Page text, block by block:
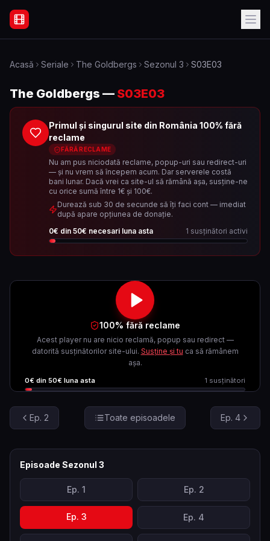
Filme Online Subtitrate - Acasă
Acasă Seriale The Goldbergs Sezonul 3 S03E03
The Goldbergs — S03E03
Primul și singurul site din România 100% fără
reclame
FĂRĂ RECLAME
Nu am pus niciodată reclame, popup-uri sau redirect-uri
— și nu vrem să începem acum. Dar serverele costă
bani lunar. Dacă vrei ca site-ul să rămână așa, susține-ne
cu orice sumă între 1€ și 100€.
Durează sub 30 de secunde să îți faci cont — imediat
după apare opțiunea de donație.
0€ din 50€ necesari luna asta 1 susținători activi
100% fără reclame
Acest player nu are nicio reclamă, popup sau redirect —
datorită susținătorilor site-ului. Susține și tu ca să rămânem
așa.
0€ din 50€ luna asta 1 susținători
Ep. 2 Toate episoadele Ep. 4
Episoade Sezonul 3
Ep. 1 Ep. 2
Ep. 3 Ep. 4